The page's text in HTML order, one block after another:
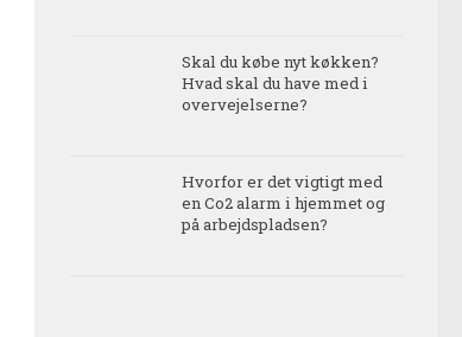
Skal du købe nyt køkken?
Hvad skal du have med i
overvejelserne?
Hvorfor er det vigtigt med
en Co2 alarm i hjemmet og
på arbejdspladsen?